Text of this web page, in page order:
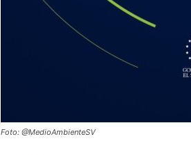
Foto: @MedioAmbienteSV